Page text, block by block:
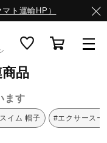
ト運輸HP）
品
ます
イム 帽子 #エクサースー